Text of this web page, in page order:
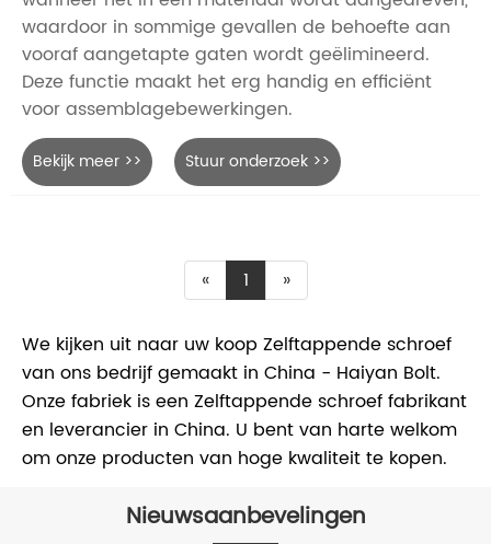
waardoor in sommige gevallen de behoefte aan
vooraf aangetapte gaten wordt geëlimineerd.
Deze functie maakt het erg handig en efficiënt
voor assemblagebewerkingen.
Bekijk meer >> Stuur onderzoek >>
« 1 »
We kijken uit naar uw koop Zelftappende schroef
van ons bedrijf gemaakt in China - Haiyan Bolt.
Onze fabriek is een Zelftappende schroef fabrikant
en leverancier in China. U bent van harte welkom
om onze producten van hoge kwaliteit te kopen.
Nieuwsaanbevelingen